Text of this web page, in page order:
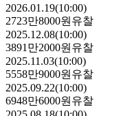
2026.01.19(10:00)
2723만8000원 유찰
2025.12.08(10:00)
3891만2000원 유찰
2025.11.03(10:00)
5558만9000원 유찰
2025.09.22(10:00)
6948만6000원 유찰